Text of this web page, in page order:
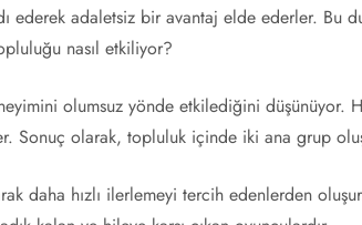
ederek adaletsiz bir avantaj elde ederler. Bu
nasıl etkiliyor?
olumsuz yönde etkilediğini düşünüyor.
Sonuç olarak, topluluk içinde iki ana grup
daha hızlı ilerlemeyi tercih edenlerden